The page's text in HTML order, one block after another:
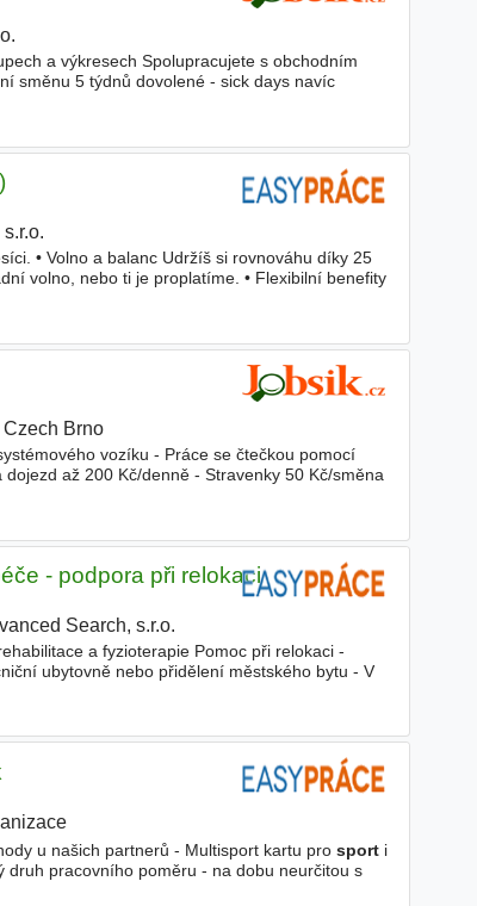
a výkresech Spolupracujete s obchodním
směnu 5 týdnů dovolené - sick days navíc
• Volno a balanc Udržíš si rovnováhu díky 25
volno, nebo ti je proplatíme. • Flexibilní benefity
Brno|
vozíku - Práce se čtečkou pomocí
až 200 Kč/denně - Stravenky 50 Kč/směna
- podpora při relokaci
Search, s.r.o.
a fyzioterapie Pomoc při relokaci -
ubytovně nebo přidělení městského bytu - V
u našich partnerů - Multisport kartu pro sporti
druh pracovního poměru - na dobu neurčitou s